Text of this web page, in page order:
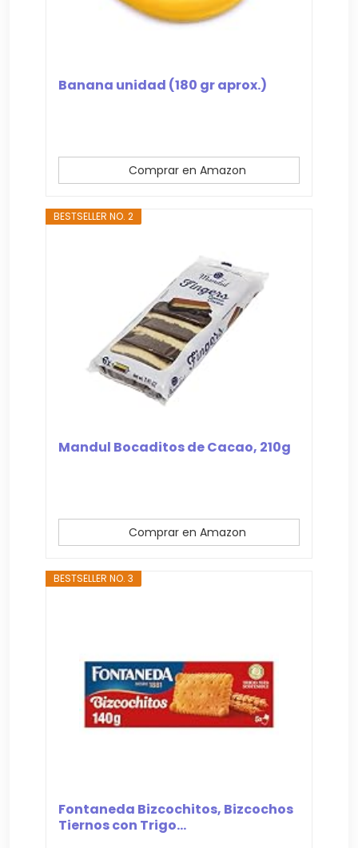
Banana unidad (180 gr aprox.)
Comprar en Amazon
BESTSELLER NO. 2
Mandul Bocaditos de Cacao, 210g
Comprar en Amazon
BESTSELLER NO. 3
Fontaneda Bizcochitos, Bizcochos
Tiernos con Trigo...